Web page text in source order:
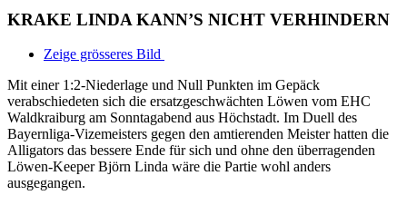
KRAKE LINDA KANN’S NICHT VERHINDERN
Zeige grösseres Bild
Mit einer 1:2-Niederlage und Null Punkten im Gepäck
verabschiedeten sich die ersatzgeschwächten Löwen vom EHC
Waldkraiburg am Sonntagabend aus Höchstadt. Im Duell des
Bayernliga-Vizemeisters gegen den amtierenden Meister hatten die
Alligators das bessere Ende für sich und ohne den überragenden
Löwen-Keeper Björn Linda wäre die Partie wohl anders
ausgegangen.